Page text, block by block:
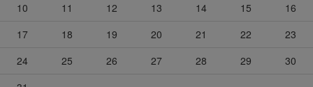
10
11 12 13 14 15
16
17
18 19 20 21 22
23
24
25 26 27 28 29
30